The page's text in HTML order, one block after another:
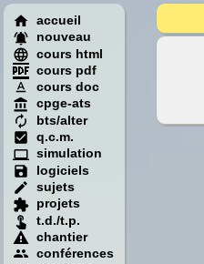
accueil
nouveau
cours html
cours pdf
cours doc
cpge-ats
bts/alter
q.c.m.
simulation
logiciels
sujets
projets
t.d./t.p.
chantier
conférences